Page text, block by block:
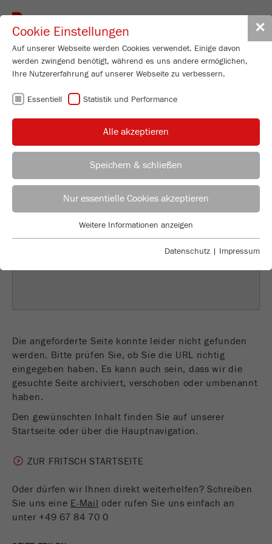
✕
Cookie Einstellungen
Auf unserer Webseite werden Cookies verwendet. Einige davon
werden zwingend benötigt, während es uns andere ermöglichen,
Ihre Nutzererfahrung auf unserer Webseite zu verbessern.
Essentiell Statistik und Performance
Alle akzeptieren
Speichern & schließen
Nur essentielle Cookies akzeptieren
Essentielle Cookies werden für grundlegende Funktionen der
einwandfrei funktioniert.
Zweck
Dieser Cookie ist ein Standard-Session-Cookie
von TYPO3. Er speichert bei einem Benutzer-
Login für einen geschlossenen Bereich die
Laufzeit Ende der Sitzung
Zweck
Dieser Cookie teilt der Webseite mit, ob ein
Besucher im Typo3-Backend angemeldet ist und
Name __utma
Anbieter google
Zweck
In diesem Cookie werden die Hauptinformationen
diesem Cookie werden eine eindeutige Besucher-
der Zeitpunkt zu welchem der aktive Besuch
welche ein eindeutiger Besucher auf der
Webseite gemacht hat.
Cookie-Informationen anzeigen
Weitere Informationen anzeigen
Datenschutz | Impressum
Jessica Seifert
FRITSCH GmbH - Mahlen und Messen
Industriestraße 8
55743 Idar-Oberstein
Toggle
FEHLER 404
Die angeforderte Seite konnte leider nicht gefunden
werden. Bitte prüfen Sie, ob Sie die URL richtig
eingegeben haben. Es kann auch sein, dass wir die
gesuchte Seite archiviert, verschoben oder umbenannt
haben.
Den gewünschten Inhalt finden Sie auf unserer
Startseite oder über die Hauptnavigation.
ZUR FRITSCH STARTSEITE
Oder dürfen wir Ihnen direkt weiterhelfen? Schreiben
Sie uns eine E-Mail oder rufen Sie uns einfach an
unter +49 67 84 70 0